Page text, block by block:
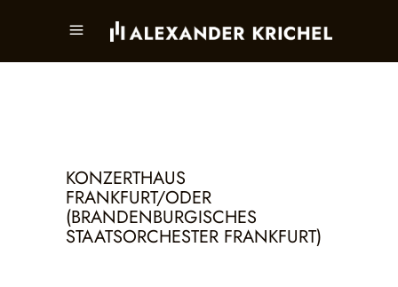
KONZERTHAUS
FRANKFURT/ODER
(BRANDENBURGISCHES
STAATSORCHESTER FRANKFURT)